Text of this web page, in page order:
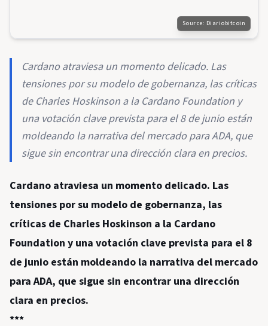
Source: Diariobitcoin
Cardano atraviesa un momento delicado. Las
tensiones por su modelo de gobernanza, las críticas
de Charles Hoskinson a la Cardano Foundation y
una votación clave prevista para el 8 de junio están
moldeando la narrativa del mercado para ADA, que
sigue sin encontrar una dirección clara en precios.
Cardano atraviesa un momento delicado. Las
tensiones por su modelo de gobernanza, las
críticas de Charles Hoskinson a la Cardano
Foundation y una votación clave prevista para el 8
de junio están moldeando la narrativa del mercado
para ADA, que sigue sin encontrar una dirección
clara en precios.
***